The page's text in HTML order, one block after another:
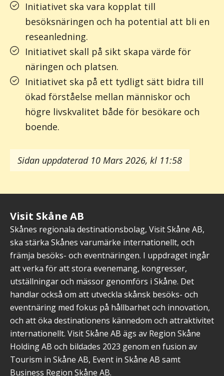
Initiativet ska vara kopplat till
besöksnäringen och ha potential att bli en
reseanledning.
Initiativet skall på sikt skapa värde för
näringen och platsen.
Initiativet ska på ett tydligt sätt bidra till
ökad förståelse mellan människor och
högre livskvalitet både för besökare och
boende.
Sidan uppdaterad 10 Mars 2026, kl 11:58
Visit Skåne AB
Skånes regionala destinationsbolag, Visit Skåne AB,
ska stärka Skånes varumärke internationellt, och
främja besöks- och eventnäringen. I uppdraget ingår
att verka för att stora evenemang, kongresser,
utställningar och mässor genomförs i Skåne. Det
handlar också om att utveckla skånsk besöks- och
eventnäring med fokus på hållbarhet och innovation,
och att öka destinationens kännedom och attraktivitet
internationellt. Visit Skåne AB ägs av Region Skåne
Holding AB och bildades 2023 genom en fusion av
Tourism in Skåne AB, Event in Skåne AB samt
Business Region Skåne AB.